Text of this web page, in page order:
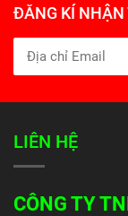
ĐĂNG KÍ NHẬN
LIÊN HỆ
CÔNG TY